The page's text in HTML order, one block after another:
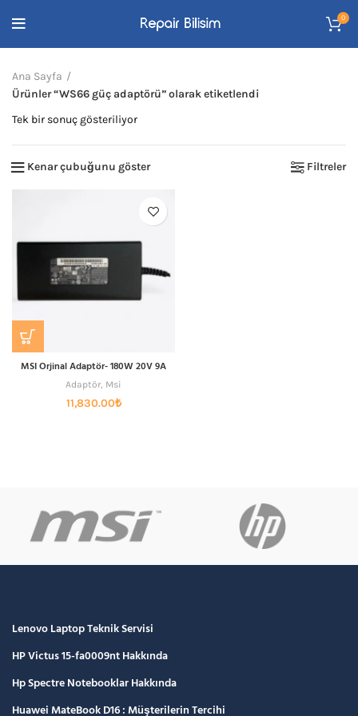
0
Ana Sayfa
Ürünler “WS66 güç adaptörü” olarak etiketlendi
Tek bir sonuç gösteriliyor
Kenar çubuğunu göster Filtreler
MSI Orjinal Adaptör- 180W 20V 9A
Adaptör, Msi
11,830.00₺
Lenovo Laptop Teknik Servisi
HP Victus 15-fa0009nt Hakkında
Hp Spectre Notebooklar Hakkında
Huawei MateBook D16 : Müşterilerin Tercihi